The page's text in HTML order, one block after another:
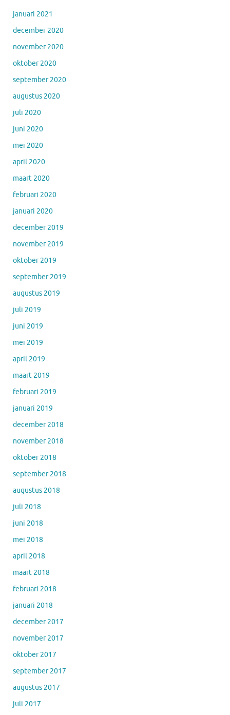
januari 2021
december 2020
november 2020
oktober 2020
september 2020
augustus 2020
juli 2020
juni 2020
mei 2020
april 2020
maart 2020
februari 2020
januari 2020
december 2019
november 2019
oktober 2019
september 2019
augustus 2019
juli 2019
juni 2019
mei 2019
april 2019
maart 2019
februari 2019
januari 2019
december 2018
november 2018
oktober 2018
september 2018
augustus 2018
juli 2018
juni 2018
mei 2018
april 2018
maart 2018
februari 2018
januari 2018
december 2017
november 2017
oktober 2017
september 2017
augustus 2017
juli 2017